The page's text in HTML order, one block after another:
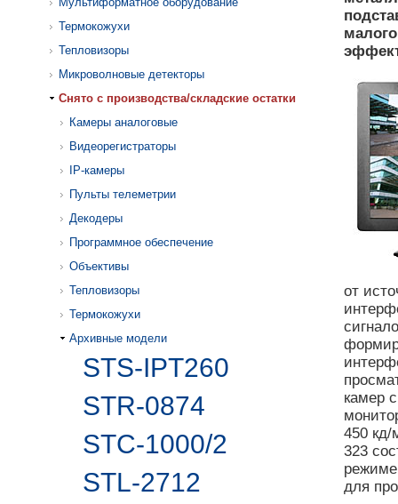
Термокожухи
Тепловизоры
Микроволновые детекторы
Cнято с производства/складские остатки
Камеры аналоговые
Видеорегистраторы
IP-камеры
Пульты телеметрии
Декодеры
Программное обеспечение
Объективы
Тепловизоры
Термокожухи
Архивные модели
STS-IPT260
STR-0874
STC-1000/2
STL-2712
от
камер
450 кд/
323
для